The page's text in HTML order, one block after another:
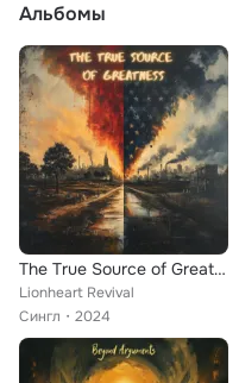
Альбомы
The True Source of Greatness
Lionheart Revival
Сингл
2024